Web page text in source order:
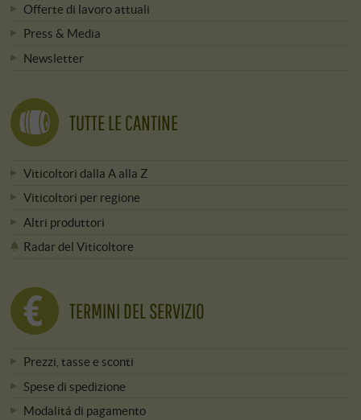
Offerte di lavoro attuali
Press & Media
Newsletter
TUTTE LE CANTINE
Viticoltori dalla A alla Z
Viticoltori per regione
Altri produttori
Radar del Viticoltore
TERMINI DEL SERVIZIO
Prezzi, tasse e sconti
Spese di spedizione
Modalitá di pagamento